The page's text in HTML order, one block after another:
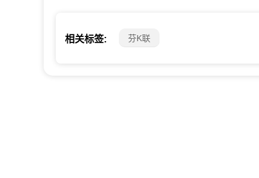
相关标签: 芬K联